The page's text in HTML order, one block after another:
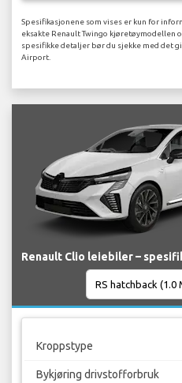
Spesifikasjonene som vises er kun for
eksakte Renault Twingo kjøretøymodellen
spesifikke detaljer bør du sjekke med det
Airport.
Renault Clio leiebiler –
Kroppstype
Bykjøring drivstofforbruk